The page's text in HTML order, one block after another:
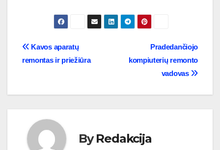
Navigacija
įrašų
Pradedančiojo
kompiuterių remonto
vadovas
Kavos aparatų
remontas ir priežiūra
ByRedakcija